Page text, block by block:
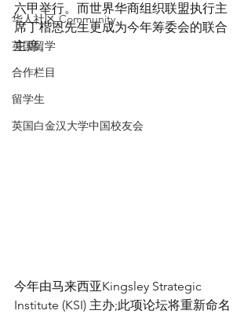
华人社区 Community
英国留学
合作栏目
留学生
英国白金汉大学中国校友会
六甲举行。而世界华商组织联盟执行主
席丁楷恩先生更成为今年筹委会的联合
主席。
今年由马来西亚Kingsley Strategic
Institute (KSI) 主办;此项论坛将重新命名